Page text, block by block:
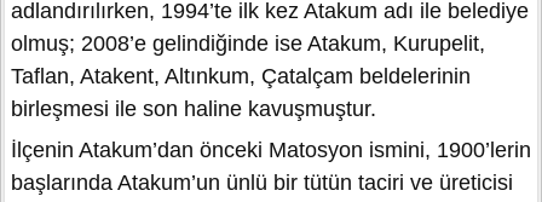
adlandırılırken, 1994’te ilk kez Atakum adı ile belediye
olmuş; 2008’e gelindiğinde ise Atakum, Kurupelit,
Taflan, Atakent, Altınkum, Çatalçam beldelerinin
birleşmesi ile son haline kavuşmuştur.
İlçenin Atakum’dan önceki Matosyon ismini, 1900’lerin
başlarında Atakum’un ünlü bir tütün taciri ve üreticisi